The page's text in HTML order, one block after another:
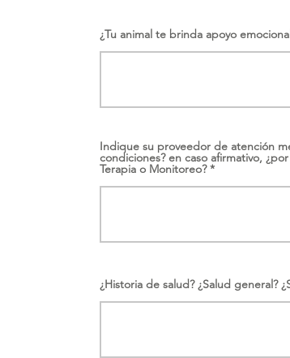
¿Tu animal te brinda apoyo
Indique su proveedor de atención
condiciones? en caso afirmativo,
Terapia o Monitoreo?
¿Historia de salud? ¿Salud general?